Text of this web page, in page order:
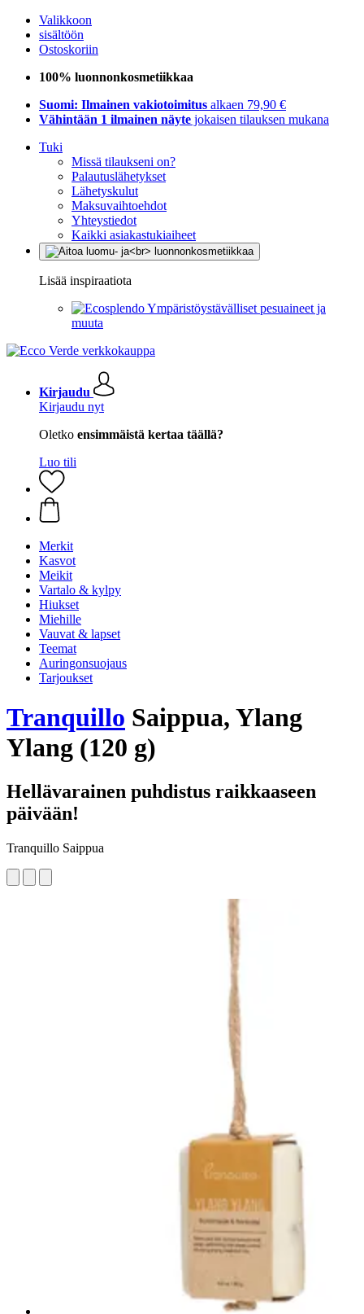
Valikkoon
sisältöön
Ostoskoriin
100% luonnonkosmetiikkaa
Suomi: Ilmainen vakiotoimitus alkaen 79,90 €
Vähintään 1 ilmainen näyte jokaisen tilauksen mukana
Tuki
Missä tilaukseni on?
Palautuslähetykset
Lähetyskulut
Maksuvaihtoehdot
Yhteystiedot
Kaikki asiakastukiaiheet
Lisää inspiraatiota
Ympäristöystävälliset pesuaineet ja
muuta
Kirjaudu
Kirjaudu nyt
Oletko ensimmäistä kertaa täällä?
Luo tili
Merkit
Kasvot
Meikit
Vartalo & kylpy
Hiukset
Miehille
Vauvat & lapset
Teemat
Auringonsuojaus
Tarjoukset
Tranquillo Saippua, Ylang
Ylang (120 g)
Hellävarainen puhdistus raikkaaseen
päivään!
Tranquillo Saippua